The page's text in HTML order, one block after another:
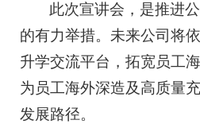
此次宣讲会，是推进
的有力举措。未来公司将
升学交流平台，拓宽员工
为员工海外深造及高质量
发展路径。